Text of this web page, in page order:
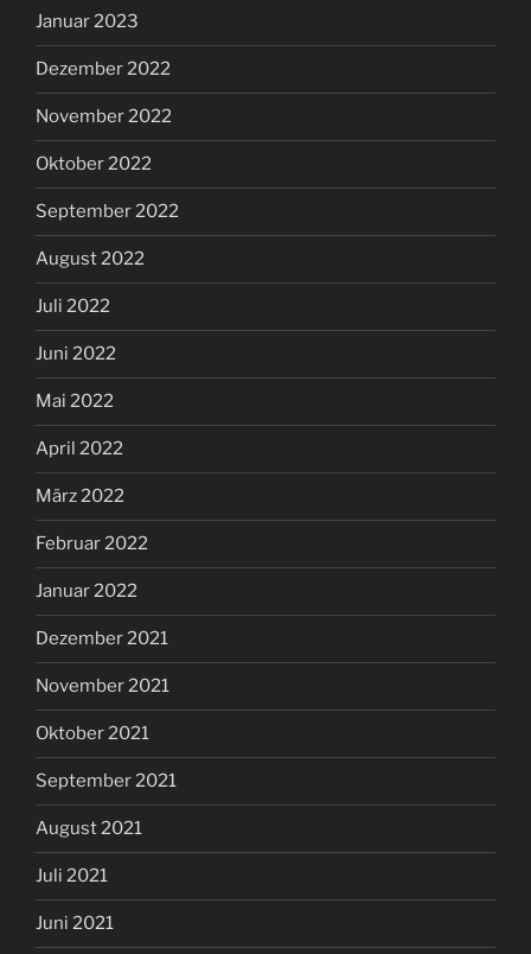
Januar 2023
Dezember 2022
November 2022
Oktober 2022
September 2022
August 2022
Juli 2022
Juni 2022
Mai 2022
April 2022
März 2022
Februar 2022
Januar 2022
Dezember 2021
November 2021
Oktober 2021
September 2021
August 2021
Juli 2021
Juni 2021